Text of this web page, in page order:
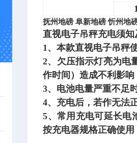
抚州地磅 阜新地磅 忻州地
直视电子吊秤充电须知
1、本款直视电子吊秤
2、 欠压指示灯亮为电
作时间）造成不利影响
3、 电池电量严重不足
4、 充电后，若作无法
5、 常用充电可延长电
按充电器规格正确使